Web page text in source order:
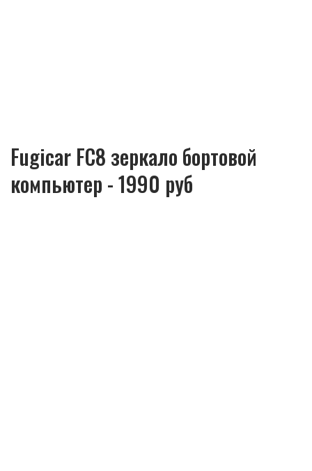
Fugicar FC8 зеркало бортовой
компьютер - 1990 руб